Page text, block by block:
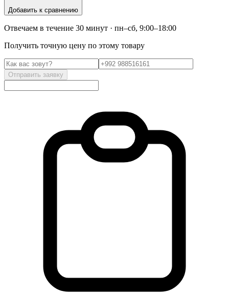
Добавить к сравнению
Отвечаем в течение 30 минут · пн–сб, 9:00–18:00
Получить точную цену по этому товару
Отправить заявку